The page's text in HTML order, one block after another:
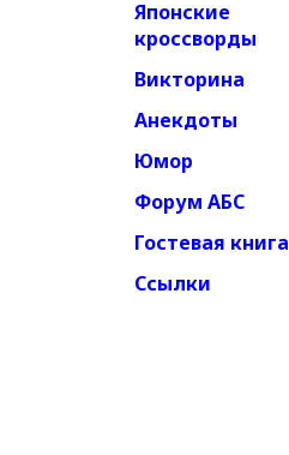
Японские
кроссворды
Викторина
Анекдоты
Юмор
Форум АБС
Гостевая книга
Ссылки